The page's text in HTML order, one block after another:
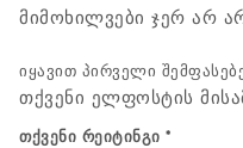
მიმოხილვები ჯერ არ
იყავით პირველი
თქვენი ელფოსტის
თქვენი რეიტინგი *